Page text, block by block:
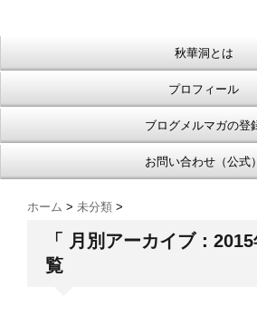
秋華洞とは
プロフィール
ブログメルマガの登
お問い合わせ（公式）
ホーム > 未分類 >
「 月別アーカイブ：
覧